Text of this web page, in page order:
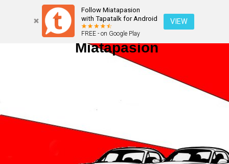
Follow Miatapasion
with Tapatalk for Android
FREE - on Google Play
VIEW
Miatapasion